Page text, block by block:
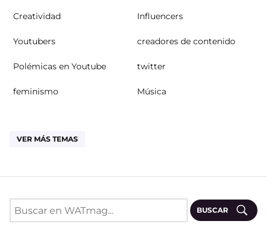
Creatividad Influencers
Youtubers creadores de contenido
Polémicas en Youtube twitter
feminismo Música
VER MÁS TEMAS
BUSCAR